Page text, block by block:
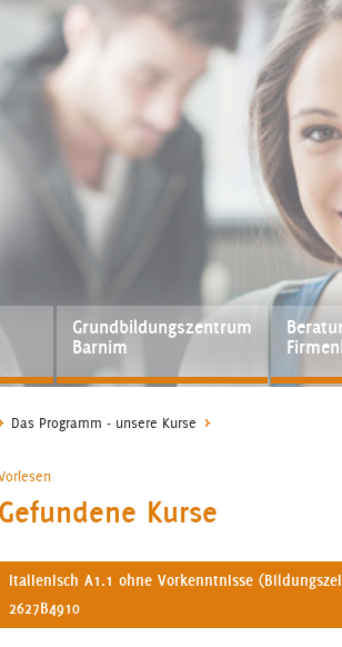
Grundbildungszentrum
Barnim
Das Programm - unsere Kurse
Gefundene Kurse
Italienisch A1.1 ohne Vorkenntnisse
2627B4910